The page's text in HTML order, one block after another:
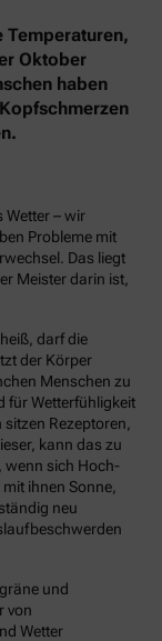
Temperaturen,
Oktober
haben
Wetter – wir
Probleme mit
Das liegt
Meister darin ist,
darf die
der Körper
Menschen zu
für Wetterfühligkeit
Rezeptoren,
kann das zu
wenn sich Hoch-
ihnen Sonne,
neu
und
von
Wetter